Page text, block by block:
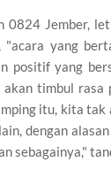
0824 Jember,
"acara yang
positif yang
timbul rasa
itu, kita tak
dengan
sebagainya,"